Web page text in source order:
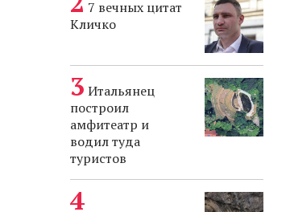
7 вечных цитат
Кличко
Итальянец
построил
амфитеатр и
водил туда
туристов